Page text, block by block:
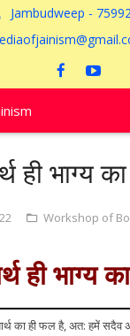
Jambudweep -
ही भाग्य का
Workshop of
ही भाग्य का
का ही फल है, अत: हमें सदैव